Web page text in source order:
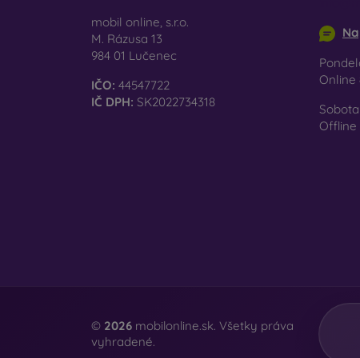
mobil online, s.r.o.
M. Rázusa 13
984 01 Lučenec
IČO: 44547722
IČ DPH: SK2022734318
Online
Offline
© 2026 mobilonline.sk. Všetky práva
vyhradené.